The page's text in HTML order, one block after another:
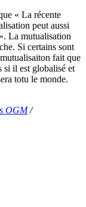
« La récente
peut aussi
La mutualisation
Si certains sont
fait que
si il est globalisé et
totu le monde.
OGM/